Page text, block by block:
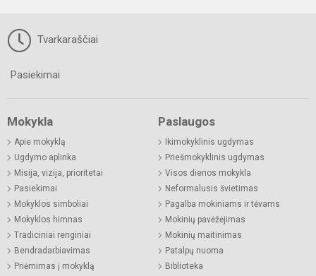
Tvarkaraščiai
Pasiekimai
Mokykla
Apie mokyklą
Ugdymo aplinka
Misija, vizija, prioritetai
Pasiekimai
Mokyklos simboliai
Mokyklos himnas
Tradiciniai renginiai
Bendradarbiavimas
Priėmimas į mokyklą
Paslaugos
Ikimokyklinis ugdymas
Priešmokyklinis ugdymas
Visos dienos mokykla
Neformalusis švietimas
Pagalba mokiniams ir tėvams
Mokinių pavėžėjimas
Mokinių maitinimas
Patalpų nuoma
Biblioteka